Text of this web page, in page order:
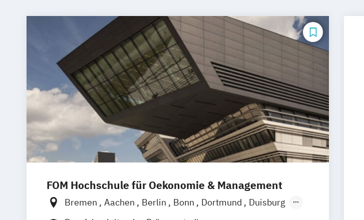
FOM Hochschule für Oekonomie & Management
Bremen Aachen Berlin Bonn Dortmund
Duisburg
Düsseldorf
Essen Frankfurt am Main